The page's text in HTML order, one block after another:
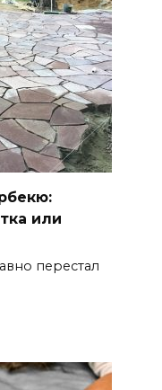
или
перестал